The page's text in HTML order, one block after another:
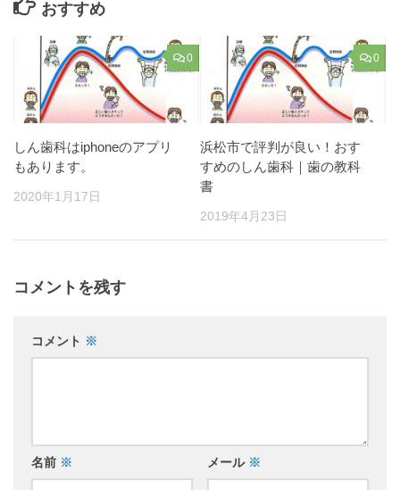
おすすめ
0
しん歯科はiphoneのアプリ
もあります。
2020年1月17日
0
浜松市で評判が良い！おす
すめのしん歯科｜歯の教科
書
2019年4月23日
コメントを残す
コメント ※
名前 ※ メール ※